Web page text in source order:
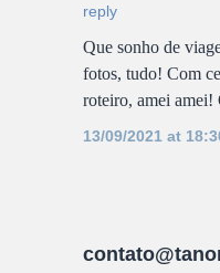
reply
Que sonho de
fotos, tudo! Com
roteiro, amei amei!
13/09/2021 at